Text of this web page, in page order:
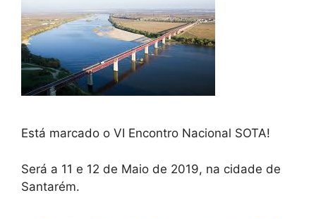
Está marcado o VI Encontro Nacional SOTA!
Será a 11 e 12 de Maio de 2019, na cidade de
Santarém.